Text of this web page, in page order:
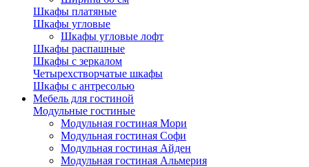
Шкафы платяные
Шкафы угловые
Шкафы угловые лофт
Шкафы распашные
Шкафы с зеркалом
Четырехстворчатые шкафы
Шкафы с антресолью
Мебель для гостиной
Модульные гостиные
Модульная гостиная Мори
Модульная гостиная Софи
Модульная гостиная Айден
Модульная гостиная Альмерия